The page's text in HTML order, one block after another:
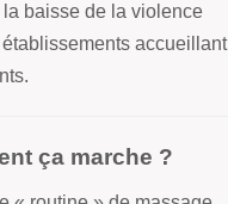
la baisse de la violence
accueillant
ça marche ?